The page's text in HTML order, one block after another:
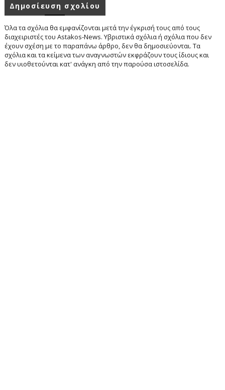
Δημοσίευση σχολίου
Όλα τα σχόλια θα εμφανίζονται μετά την έγκρισή τους από τους
διαχειριστές του Astakos-News. Υβριστικά σχόλια ή σχόλια που δεν
έχουν σχέση με το παραπάνω άρθρο, δεν θα δημοσιεύονται. Τα
σχόλια και τα κείμενα των αναγνωστών εκφράζουν τους ίδιους και
δεν υιοθετούνται κατ' ανάγκη από την παρούσα ιστοσελίδα.